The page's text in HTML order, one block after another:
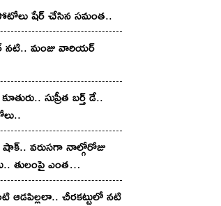
ఫోటోలు షేర్ చేసిన స‌మంత‌..
న‌టి.. మంజు వారియ‌ర్
సుప్రీత బ‌ర్త్ డే..
షాక్.. వరుసగా నాల్గోరోజు
తులంపై ఎంత
ఆడ‌పిల్ల‌లా.. చీర‌క‌ట్టులో న‌టి